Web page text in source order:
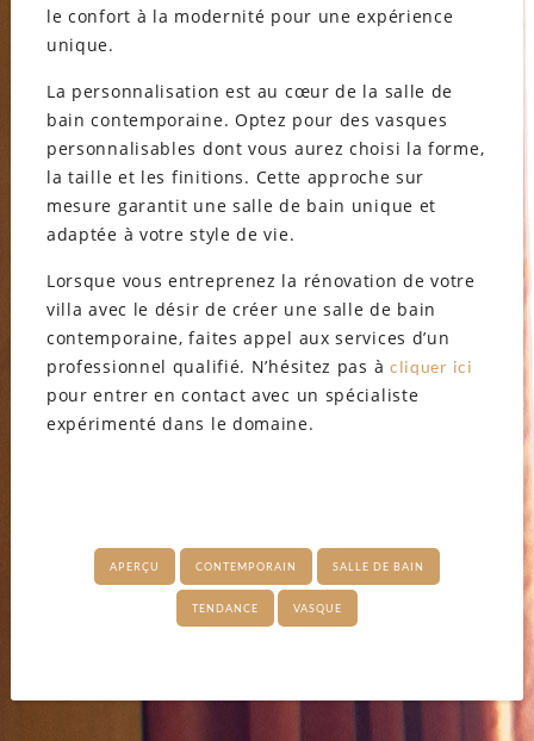
le confort à la modernité pour une expérience
unique.
La personnalisation est au cœur de la salle de
bain contemporaine. Optez pour des vasques
personnalisables dont vous aurez choisi la forme,
la taille et les finitions. Cette approche sur
mesure garantit une salle de bain unique et
adaptée à votre style de vie.
Lorsque vous entreprenez la rénovation de votre
villa avec le désir de créer une salle de bain
contemporaine, faites appel aux services d’un
professionnel qualifié. N’hésitez pas à cliquer ici
pour entrer en contact avec un spécialiste
expérimenté dans le domaine.
APERÇU CONTEMPORAIN SALLE DE BAIN
TENDANCE VASQUE